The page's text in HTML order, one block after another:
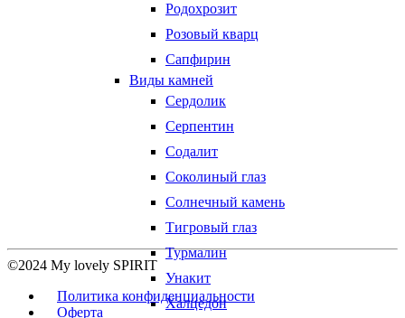
Родохрозит
Розовый кварц
Сапфирин
Виды камней
Сердолик
Серпентин
Содалит
Соколиный глаз
Солнечный камень
Тигровый глаз
Турмалин
Унакит
Халцедон
©2024 My lovely SPIRIT
Политика конфиденциальности
Оферта